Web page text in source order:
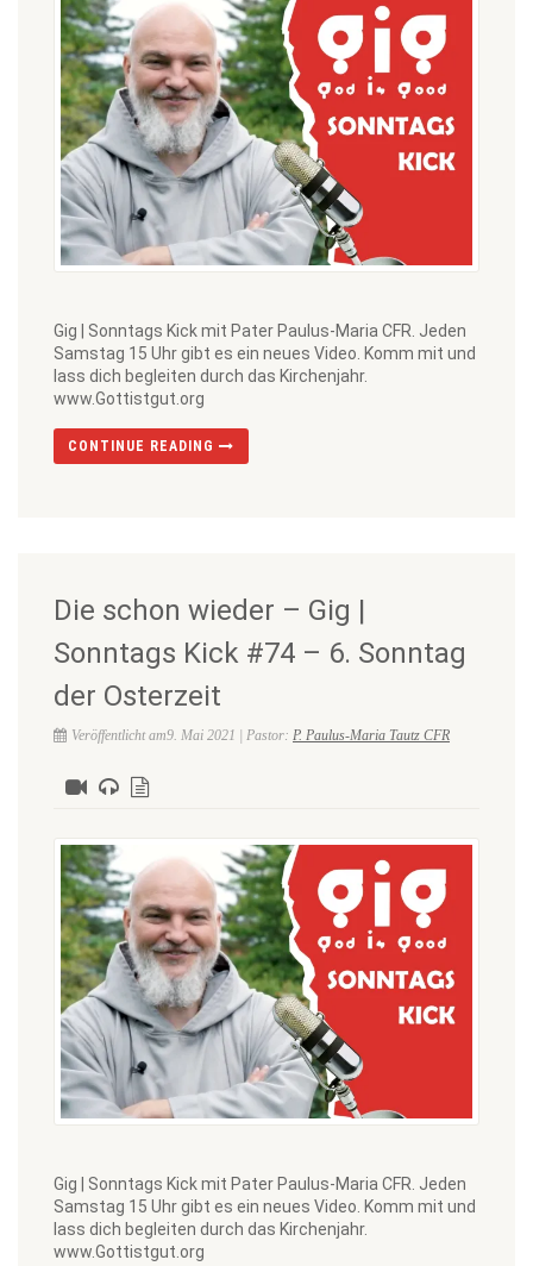
Gig | Sonntags Kick mit Pater Paulus-Maria CFR. Jeden
Samstag 15 Uhr gibt es ein neues Video. Komm mit und
lass dich begleiten durch das Kirchenjahr.
www.Gottistgut.org
CONTINUE READING
Die schon wieder – Gig |
Sonntags Kick #74 – 6. Sonntag
der Osterzeit
Veröffentlicht am9. Mai 2021 | Pastor: P. Paulus-Maria Tautz CFR
Gig | Sonntags Kick mit Pater Paulus-Maria CFR. Jeden
Samstag 15 Uhr gibt es ein neues Video. Komm mit und
lass dich begleiten durch das Kirchenjahr.
www.Gottistgut.org